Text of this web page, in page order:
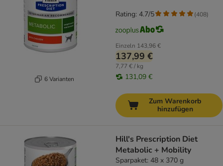
6 Varianten
Einzeln 143,96 €
137,99 €
7,77 € / kg
131,09 €
Rating: 4.7/5 (408)
Zum Warenkorb
hinzufügen
Hill's Prescription Diet
Metabolic + Mobility
Sparpaket: 48 x 370 g